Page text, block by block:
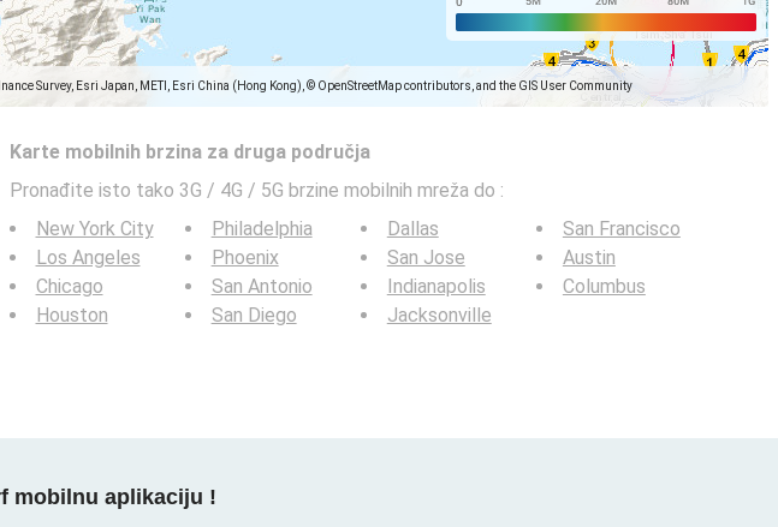
Survey, Esri Japan, METI, Esri China (Hong Kong), © OpenStreetMap contributors, and the GIS User Community
Karte mobilnih brzina za druga područja
Pronađite isto tako 3G / 4G / 5G brzine mobilnih mreža do :
New York City
Los Angeles
Chicago
Houston
Philadelphia
Phoenix
San Antonio
San Diego
Dallas
San Jose
Indianapolis
Jacksonville
San Francisco
Austin
Columbus
mobilnu aplikaciju !